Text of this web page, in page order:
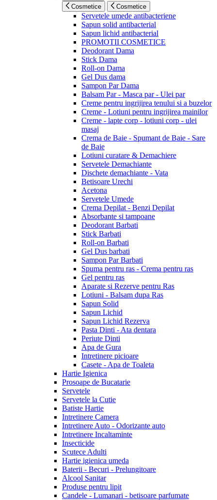
Cosmetice Cosmetice
Servetele umede antibacteriene
Sapun solid antibacterial
Sapun lichid antibacterial
PROMOTII COSMETICE
Deodorant Dama
Stick Dama
Roll-on Dama
Gel Dus dama
Sampon Par Dama
Balsam Par - Masca par - Ulei par
Creme pentru ingrijirea tenului si a buzelor
Creme - Lotiuni pentru ingrijirea mainilor
Creme - lapte corp - lotiuni corp - ulei
masaj
Crema de Baie - Spumant de Baie - Sare
de Baie
Lotiuni curatare & Demachiere
Servetele Demachiante
Dischete demachiante - Vata
Betisoare Urechi
Acetona
Servetele Umede
Crema Depilat - Benzi Depilat
Absorbante si tampoane
Deodorant Barbati
Stick Barbati
Roll-on Barbati
Gel Dus barbati
Sampon Par Barbati
Spuma pentru ras - Crema pentru ras
Gel pentru ras
Aparate si Rezerve pentru Ras
Lotiuni - Balsam dupa Ras
Sapun Solid
Sapun Lichid
Sapun Lichid Rezerva
Pasta Dinti - Ata dentara
Periute Dinti
Apa de Gura
Intretinere picioare
Casete - Apa de Toaleta
Hartie Igienica
Prosoape de Bucatarie
Servetele
Servetele la Cutie
Batiste Hartie
Intretinere Camera
Intretinere Auto - Odorizante auto
Intretinere Incaltaminte
Insecticide
Scutece Adulti
Hartie igienica umeda
Baterii - Becuri - Prelungitoare
Alcool Sanitar
Produse pentru lipit
Candele - Lumanari - betisoare parfumate